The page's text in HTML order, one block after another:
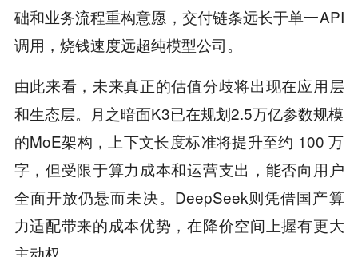
础和业务流程重构意愿，交付链条远长于单一API
调用，烧钱速度远超纯模型公司。
由此来看，未来真正的估值分歧将出现在应用层
和生态层。月之暗面K3已在规划2.5万亿参数规模
的MoE架构，上下文长度标准将提升至约 100 万
字，但受限于算力成本和运营支出，能否向用户
全面开放仍悬而未决。DeepSeek则凭借国产算
力适配带来的成本优势，在降价空间上握有更大
主动权。